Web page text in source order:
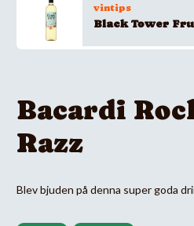
vintips
Black Tower
Bacardi
Razz
Blev bjuden på denna super goda